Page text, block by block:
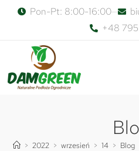
Pon-Pt: 8:00-16:00
+48
> 2022 > wrzesień > 14 > Blog